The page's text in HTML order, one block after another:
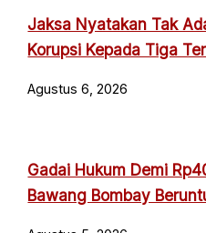
Jaksa Nyatakan Tak
Korupsi Kepada Tiga
Agustus 6, 2026
Gadai Hukum Demi
Bawang Bombay